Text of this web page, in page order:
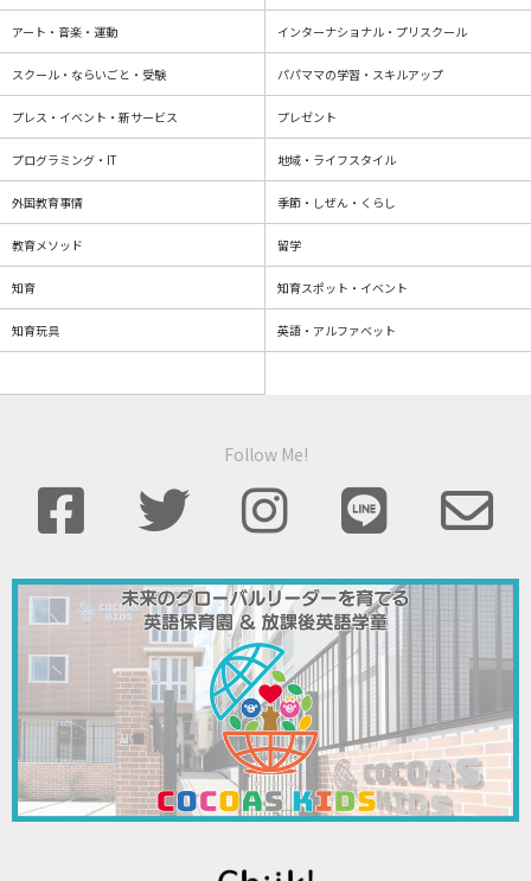
アート・音楽・運動 インターナショナル・プリスクール
スクール・ならいごと・受験 パパママの学習・スキルアップ
プレス・イベント・新サービス プレゼント
プログラミング・IT 地域・ライフスタイル
外国教育事情 季節・しぜん・くらし
教育メソッド 留学
知育 知育スポット・イベント
知育玩具 英語・アルファベット
Follow Me!